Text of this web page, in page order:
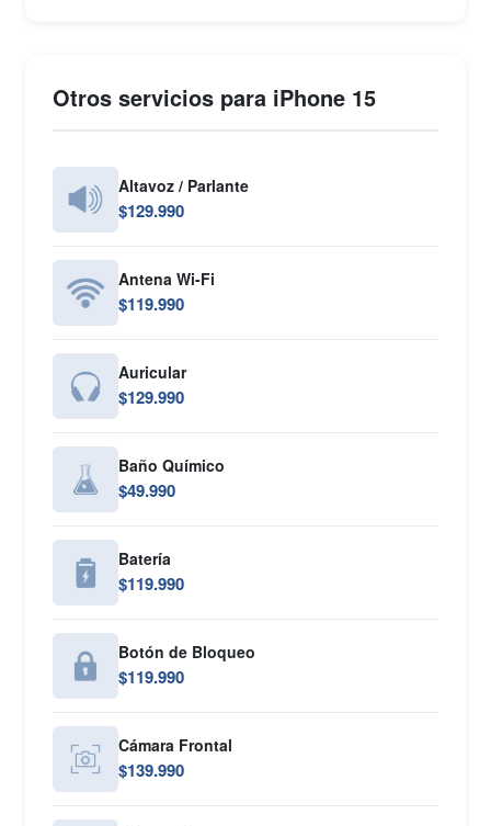
Otros servicios para iPhone 15
Altavoz / Parlante
$129.990
Antena Wi-Fi
$119.990
Auricular
$129.990
Baño Químico
$49.990
Batería
$119.990
Botón de Bloqueo
$119.990
Cámara Frontal
$139.990